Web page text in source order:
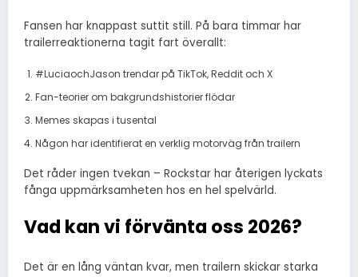
Fansen har knappast suttit still. På bara timmar har
trailerreaktionerna tagit fart överallt:
#LuciaochJason trendar på TikTok, Reddit och X
Fan-teorier om bakgrundshistorier flödar
Memes skapas i tusental
Någon har identifierat en verklig motorväg från trailern
Det råder ingen tvekan – Rockstar har återigen lyckats
fånga uppmärksamheten hos en hel spelvärld.
Vad kan vi förvänta oss 2026?
Det är en lång väntan kvar, men trailern skickar starka